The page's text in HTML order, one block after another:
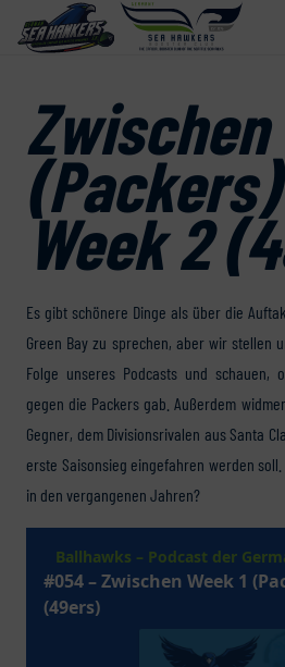
Zwischen
Week 2
Es gibt schönere Dinge als über die
Green Bay zu sprechen, aber wir stellen
Folge unseres Podcasts und schauen,
gegen die Packers gab. Außerdem
Gegner, dem Divisionsrivalen aus Santa
erste Saisonsieg eingefahren werden
in den vergangenen Jahren?